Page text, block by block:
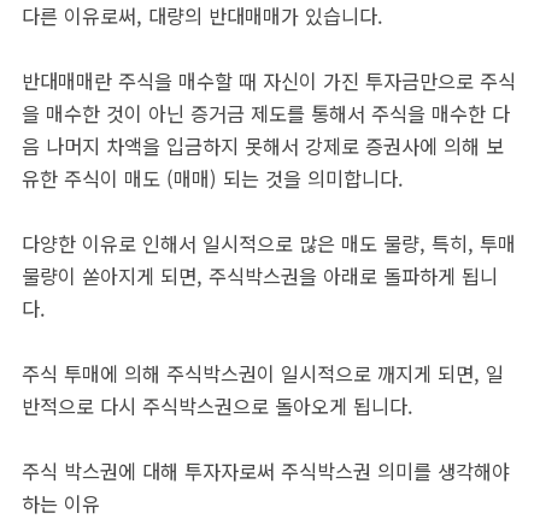
다른 이유로써, 대량의 반대매매가 있습니다.
반대매매란 주식을 매수할 때 자신이 가진 투자금만으로 주식
을 매수한 것이 아닌 증거금 제도를 통해서 주식을 매수한 다
음 나머지 차액을 입금하지 못해서 강제로 증권사에 의해 보
유한 주식이 매도 (매매) 되는 것을 의미합니다.
다양한 이유로 인해서 일시적으로 많은 매도 물량, 특히, 투매
물량이 쏟아지게 되면, 주식박스권을 아래로 돌파하게 됩니
다.
주식 투매에 의해 주식박스권이 일시적으로 깨지게 되면, 일
반적으로 다시 주식박스권으로 돌아오게 됩니다.
주식 박스권에 대해 투자자로써 주식박스권 의미를 생각해야
하는 이유